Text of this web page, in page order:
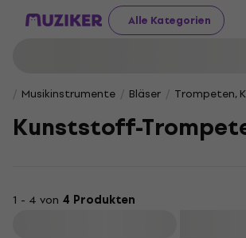
Alle Kategorien
Musikinstrumente Bläser Trompeten,
Kunststoff-
1 - 4 von 4 Produkten